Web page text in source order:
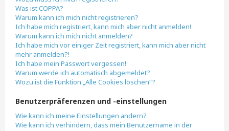
Was ist COPPA?
Warum kann ich mich nicht registrieren?
Ich habe mich registriert, kann mich aber nicht anmelden!
Warum kann ich mich nicht anmelden?
Ich habe mich vor einiger Zeit registriert, kann mich aber nicht
mehr anmelden?!
Ich habe mein Passwort vergessen!
Warum werde ich automatisch abgemeldet?
Wozu ist die Funktion „Alle Cookies löschen“?
Benutzerpräferenzen und -einstellungen
Wie kann ich meine Einstellungen ändern?
Wie kann ich verhindern, dass mein Benutzername in der